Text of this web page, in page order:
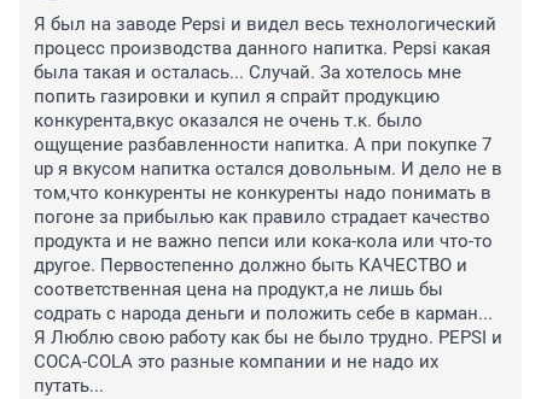
Я был на заводе Pepsi и видел весь технологический
процесс производства данного напитка. Pepsi какая
была такая и осталась... Случай. За хотелось мне
попить газировки и купил я спрайт продукцию
конкурента,вкус оказался не очень т.к. было
ощущение разбавленности напитка. А при покупке 7
up я вкусом напитка остался довольным. И дело не в
том,что конкуренты не конкуренты надо понимать в
погоне за прибылью как правило страдает качество
продукта и не важно пепси или кока-кола или что-то
другое. Первостепенно должно быть КАЧЕСТВО и
соответственная цена на продукт,а не лишь бы
содрать с народа деньги и положить себе в карман...
Я Люблю свою работу как бы не было трудно. PEPSI и
COCA-COLA это разные компании и не надо их
путать...